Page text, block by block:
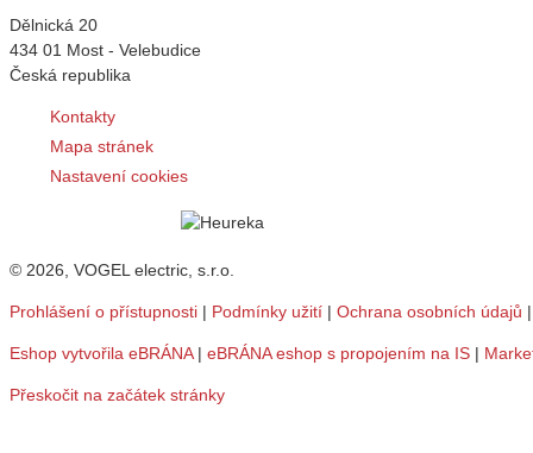
Dělnická 20
434 01 Most - Velebudice
Česká republika
Kontakty
Mapa stránek
Nastavení cookies
© 2026, VOGEL electric, s.r.o.
Prohlášení o přístupnosti | Podmínky užití | Ochrana osobních údajů
Eshop vytvořila eBRÁNA| eBRÁNA eshop s propojením na IS |
Přeskočit na začátek stránky